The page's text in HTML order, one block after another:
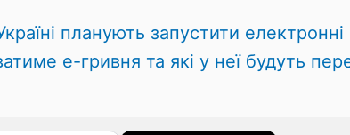
планують запустити електронні
е-гривня та які у неї будуть